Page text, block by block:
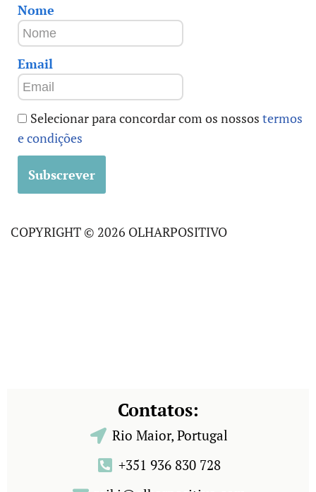
Nome
Email
Selecionar para concordar com os nossos termos
e condições
COPYRIGHT © 2026 OLHARPOSITIVO
Contatos:
Rio Maior, Portugal
+351 936 830 728